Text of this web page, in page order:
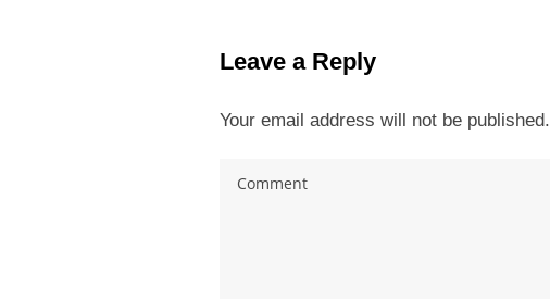
Leave a Reply
Your email address will not be published.